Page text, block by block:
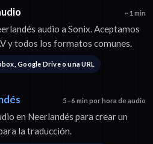
~1 min
audio a Sonix. Aceptamos
y todos los formatos comunes.
Google Drive o una URL
5–6 min por hora de audio
en Neerlandés para crear un
la traducción.